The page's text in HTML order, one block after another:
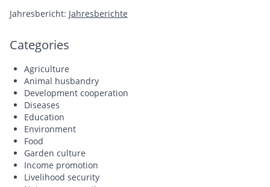
Jahresbericht: Jahresberichte
Categories
Agriculture
Animal husbandry
Development cooperation
Diseases
Education
Environment
Food
Garden culture
Income promotion
Livelihood security